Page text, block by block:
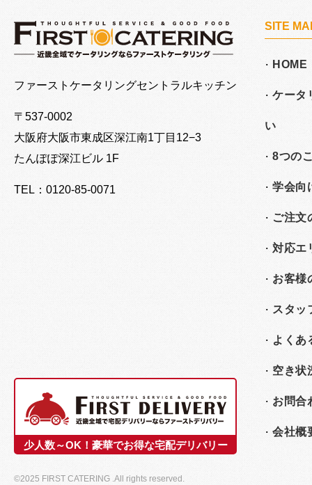
ファーストケータリングセントラルキッチン
〒537-0002
大阪府大阪市東成区深江南1丁目12−3
たんぽぽ深江ビル 1F
TEL：0120-85-0071
少人数～OK！豪華でお得な宅配デリバリー
©2025 FIRST CATERING .All rights reserved.
SITE
HOME
ケータ
い
8つの
学会向
ご注文
対応エ
お客様
スタッ
よくあ
空き状
お問合
会社概